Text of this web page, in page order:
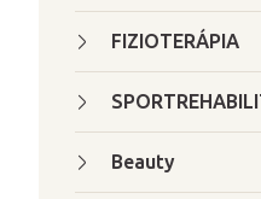
FIZIOTERÁPIA
Beauty